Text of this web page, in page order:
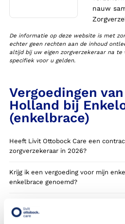
nauw
De informatie op deze website is met
echter geen rechten aan de inhoud
altijd bij uw eigen zorgverzekeraar na te
specifiek voor u gelden.
Vergoedingen
Holland bij
(enkelbrace)
Heeft Livit Ottobock Care een
zorgverzekeraar in 2026?
Krijg ik een vergoeding voor mijn
enkelbrace genoemd?
vergoeding via mijn zorgverzekeraar?